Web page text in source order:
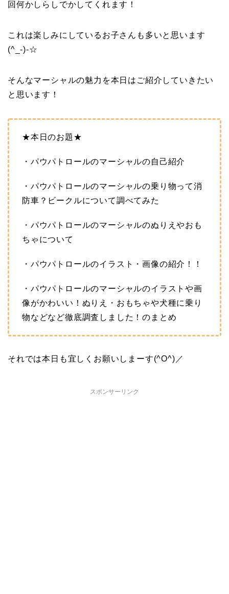
回何かしらしでかしてくれます！
これは楽しみにしているお子さんも多いと思います
(^_-)-☆
そんなマーシャルの魅力を本日はご紹介していきたい
と思います！
★本日のお題★
・パウパトロールのマーシャルの自己紹介
・パウパトロールのマーシャルの乗り物って消
防車？ビークルについて調べてみた
・パウパトロールのマーシャルのぬりえやおも
ちゃについて
・パウパトロールのイラスト・画像の紹介！！
・パウパトロールのマーシャルのイラストや画
像がかわいい！ぬりえ・おもちゃや犬種に乗り
物などなど徹底調査しました！のまとめ
それでは本日も宜しくお願いしまーす(^O^)／
スポンサーリンク